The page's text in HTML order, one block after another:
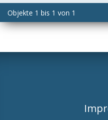
Objekte 1 bis 1 von 1